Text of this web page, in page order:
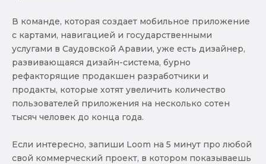
В команде, которая создает мобильное приложение
с картами, навигацией и государственными
услугами в Саудовской Аравии, уже есть дизайнер,
развивающаяся дизайн-система, бурно
рефакторящие продакшен разработчики и
продакты, которые хотят увеличить количество
пользователей приложения на несколько сотен
тысяч человек до конца года.
Если интересно, запиши Loom на 5 минут про любой
свой коммерческий проект, в котором показываешь